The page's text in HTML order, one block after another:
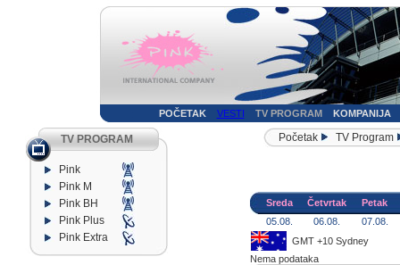
POČETAK VESTI TV PROGRAM KOMPANIJA
TV PROGRAM
Pink
Pink M
Pink BH
Pink Plus
Pink Extra
Početak TV Program
Sreda Četvrtak
Petak
05.08.
06.08.
07.08.
GMT +10 Sydney
Nema podataka